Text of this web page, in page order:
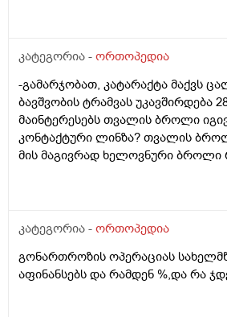
კატეგორია - ორთოპედია
-გამარჯობათ, კატარაქტა მაქვს
ბავშვობის ტრამვას უკავშირდება
მაინტერესებს თვალის ბროლი
კონტაქტური ლინზა? თვალის
მის მაგივრად ხელოვნური ბროლი
კატეგორია - ორთოპედია
გონართროზის ოპერაციას
აფინანსებს და რამდენ %,და რა